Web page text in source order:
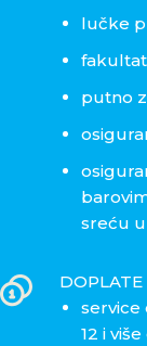
lučke
putno
sreću
DOPLATE
service
12 i